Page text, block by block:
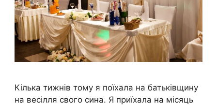
Кілька тижнів тому я поїхала на батьківщину
на весілля свого сина. Я приїхала на місяць